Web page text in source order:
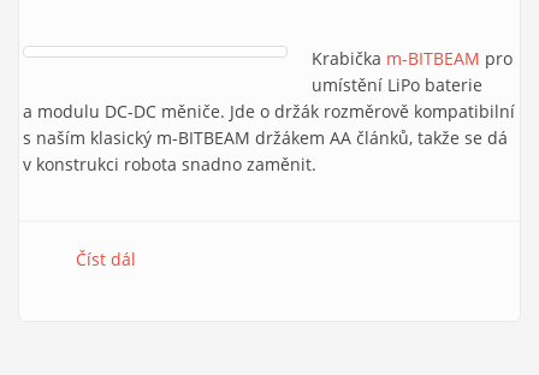
Krabička m-BITBEAM pro
umístění LiPo baterie
a modulu DC-DC měniče. Jde o držák rozměrově kompatibilní
s naším klasický m-BITBEAM držákem AA článků, takže se dá
v konstrukci robota snadno zaměnit.
Číst dál